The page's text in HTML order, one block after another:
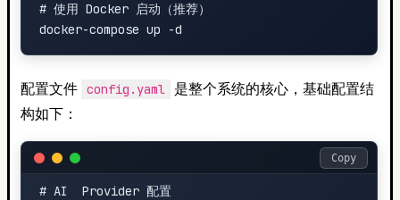
# 使用 Docker 启动（推荐）
配置文件 config.yaml
是整个系统的核心，基础配置结
构如下：
# AI  Provider 配置
Copy